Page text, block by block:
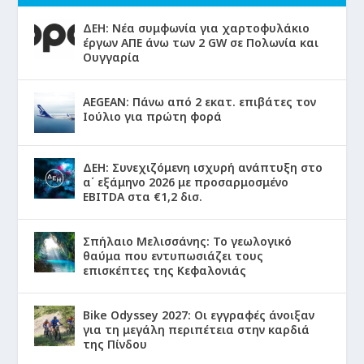
ΔΕΗ: Νέα συμφωνία για χαρτοφυλάκιο
έργων ΑΠΕ άνω των 2 GW σε Πολωνία και
Ουγγαρία
AEGEAN: Πάνω από 2 εκατ. επιβάτες τον
Ιούλιο για πρώτη φορά
ΔΕΗ: Συνεχιζόμενη ισχυρή ανάπτυξη στο
α΄ εξάμηνο 2026 με προσαρμοσμένο
EBITDA στα €1,2 δισ.
Σπήλαιο Μελισσάνης: Το γεωλογικό
θαύμα που εντυπωσιάζει τους
επισκέπτες της Κεφαλονιάς
Bike Odyssey 2027: Οι εγγραφές άνοιξαν
για τη μεγάλη περιπέτεια στην καρδιά
της Πίνδου